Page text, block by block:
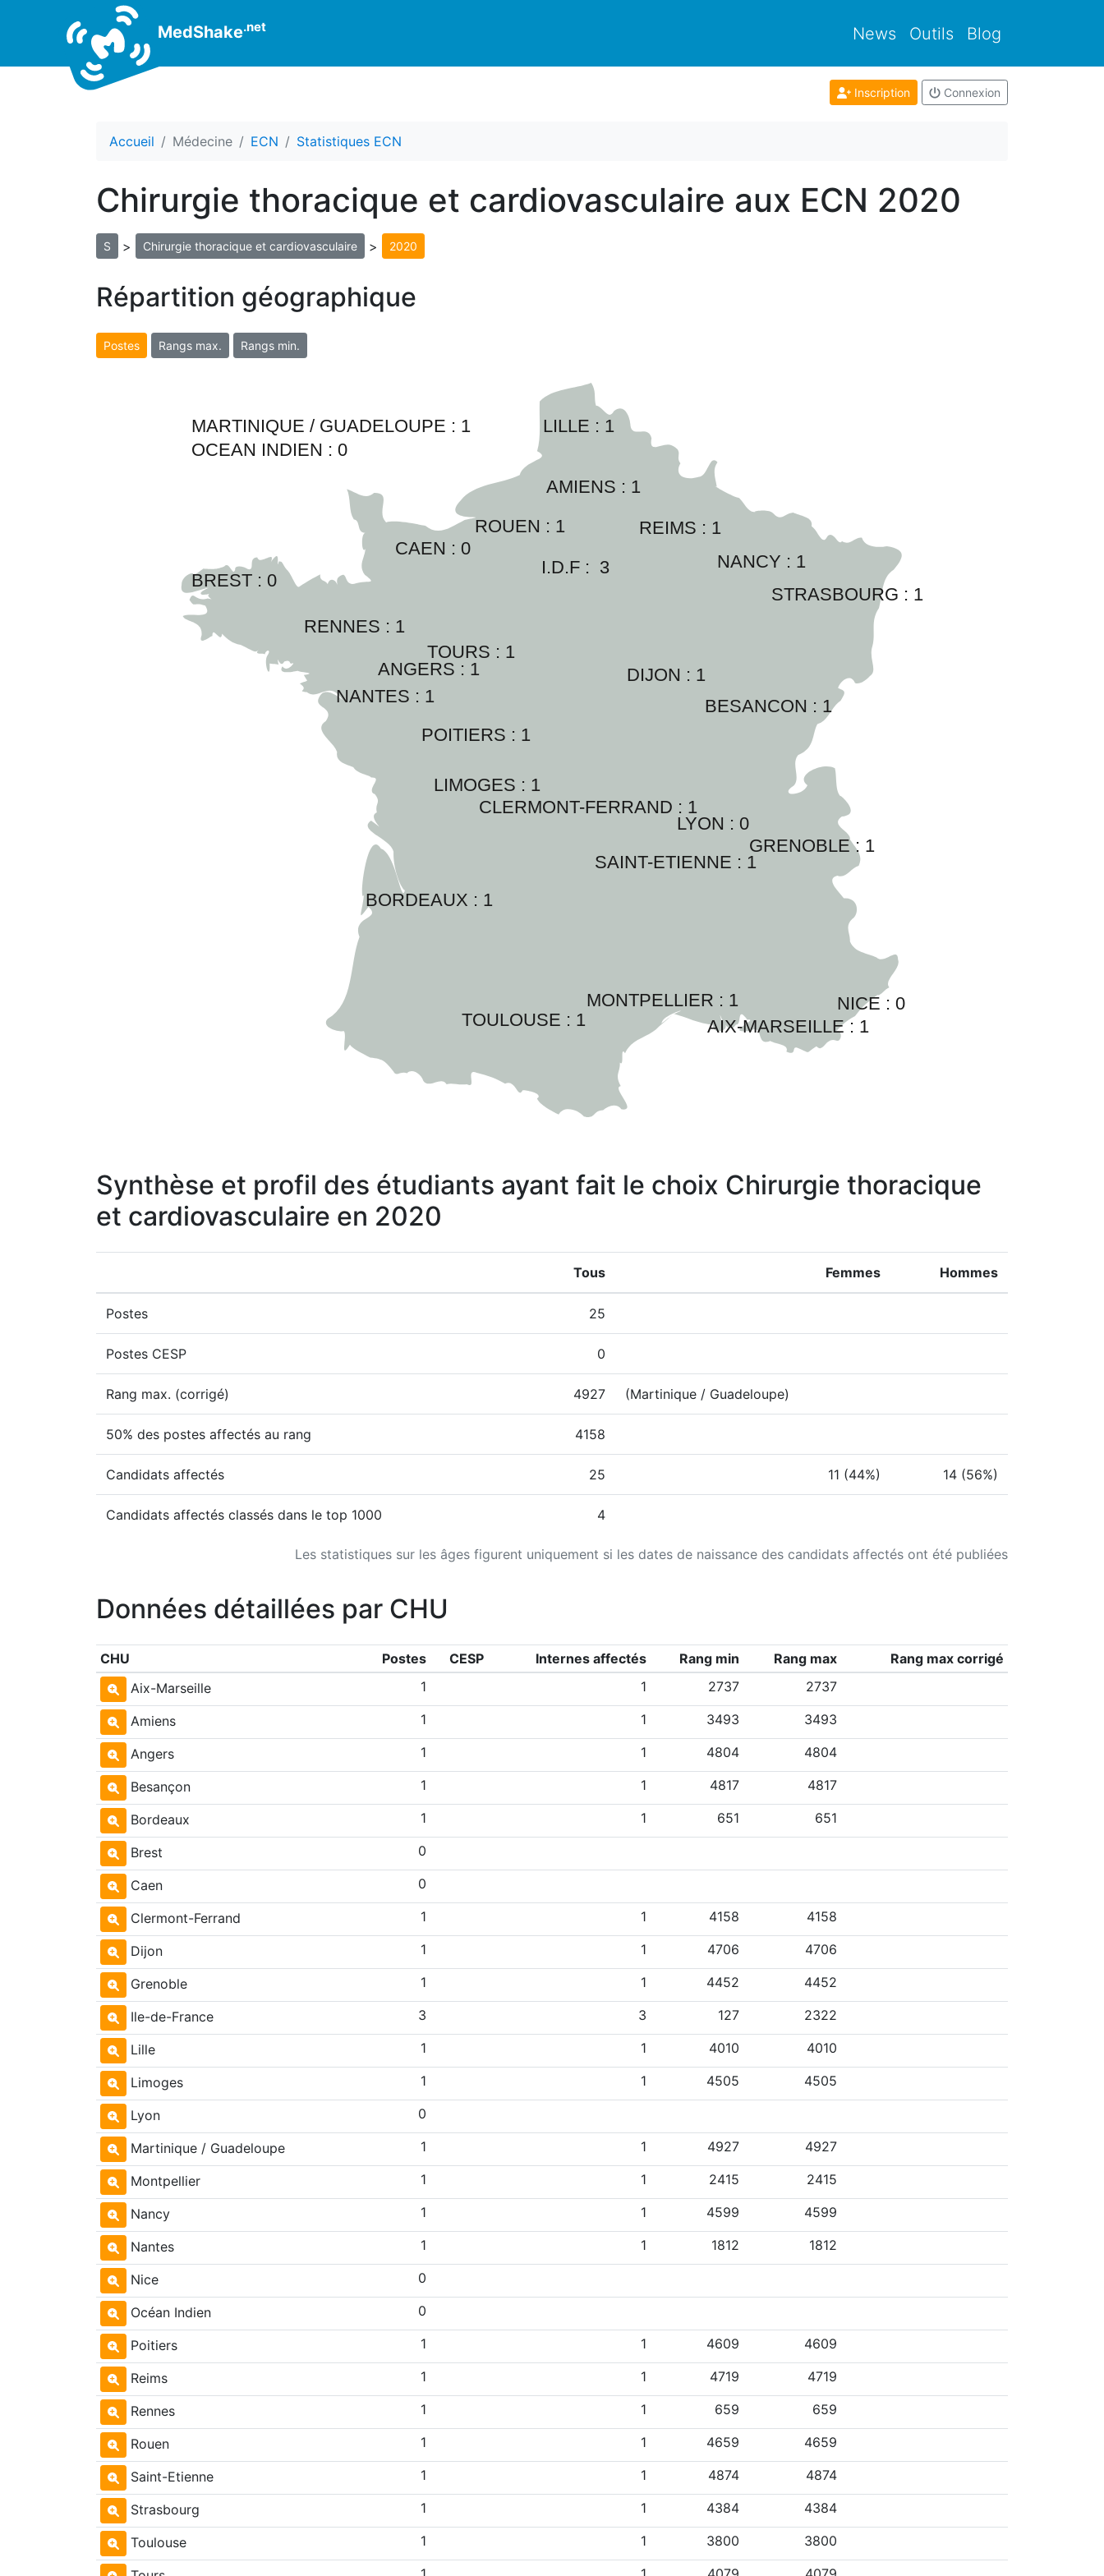
MedShake.net News Outils Blog
Inscription Connexion
Accueil Médecine ECN Statistiques ECN
Chirurgie thoracique et cardiovasculaire aux ECN 2020
S > Chirurgie thoracique et cardiovasculaire > 2020
Répartition géographique
Postes Rangs max. Rangs min.
AMIENS : 1
LILLE : 1
I.D.F : 3
AIX-MARSEILLE : 1
ANGERS : 1
MARTINIQUE / GUADELOUPE : 1
OCEAN INDIEN :0
BESANCON : 1
BORDEAUX : 1
BREST : 0
CAEN : 0
CLERMONT-FERRAND : 1
DIJON : 1
GRENOBLE : 1
LIMOGES : 1
LYON : 0
MONTPELLIER : 1
NANCY : 1
NANTES : 1
NICE : 0
POITIERS : 1
REIMS : 1
RENNES : 1
ROUEN : 1
SAINT-ETIENNE : 1
STRASBOURG : 1
TOULOUSE : 1
TOURS : 1
Synthèse et profil des étudiants ayant fait le choix Chirurgie thoracique
et cardiovasculaire en 2020
Les statistiques sur les âges figurent uniquement si les dates de naissance des candidats affectés ont été publiées
Tous Femmes Hommes
Postes 25
Postes CESP 0
Rang max. (corrigé) 4927 (Martinique / Guadeloupe)
50% des postes affectés au rang 4158
Candidats affectés 25 11 (44%) 14 (56%)
Candidats affectés classés dans le top 1000 4
Données détaillées par CHU
CHU Postes CESP Internes affectés Rang min Rang max
Rang max corrigé
Aix-Marseille
1 1 2737 2737
Amiens 1 1 3493 3493
Angers 1 1 4804 4804
Besançon 1 1 4817 4817
Bordeaux 1 1 651 651
Brest 0
Caen 0
Clermont-Ferrand 1 1 4158 4158
Dijon 1 1 4706 4706
Grenoble 1 1 4452 4452
Ile-de-France 3 3 127 2322
Lille 1 1 4010 4010
Limoges 1 1 4505 4505
Lyon 0
Martinique / Guadeloupe 1 1 4927 4927
Montpellier 1 1 2415 2415
Nancy 1 1 4599 4599
Nantes 1 1 1812 1812
Nice 0
Océan Indien 0
Poitiers 1 1 4609 4609
Reims 1 1 4719 4719
Rennes 1 1 659 659
Rouen 1 1 4659 4659
Saint-Etienne 1 1 4874 4874
Strasbourg 1 1 4384 4384
Toulouse 1 1 3800 3800